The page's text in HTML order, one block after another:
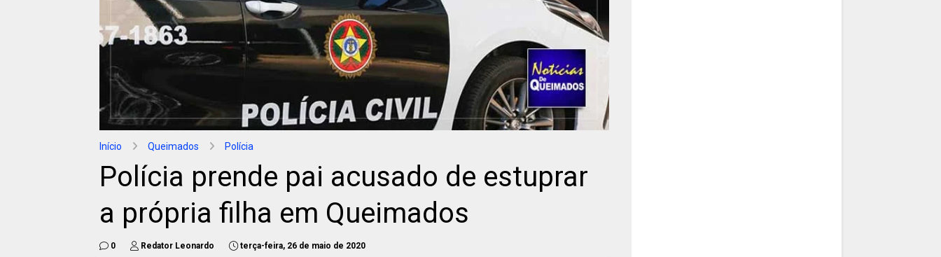
Início Queimados Polícia
Polícia prende pai acusado de estuprar
a própria filha em Queimados
0 Redator Leonardo terça-feira, 26 de maio de 2020